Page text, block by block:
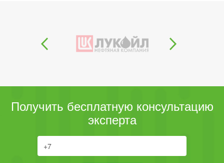
Получить бесплатную консультацию
эксперта